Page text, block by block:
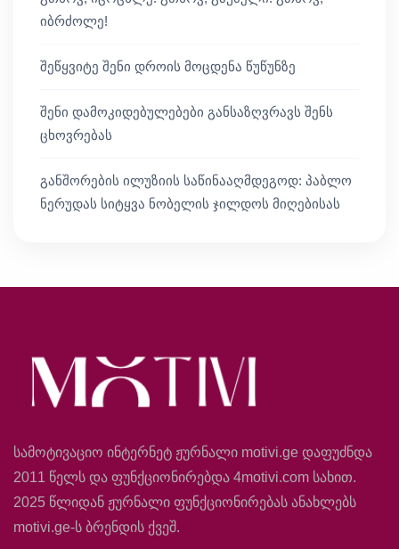
იბრძოლე!
შეწყვიტე შენი დროის მოცდენა წუწუნზე
შენი დამოკიდებულებები განსაზღვრავს შენს
ცხოვრებას
განშორების ილუზიის საწინააღმდეგოდ: პაბლო
ნერუდას სიტყვა ნობელის ჯილდოს მიღებისას
სამოტივაციო ინტერნეტ ჟურნალი motivi.ge დაფუძნდა
2011 წელს და ფუნქციონირებდა 4motivi.com სახით.
2025 წლიდან ჟურნალი ფუნქციონირებას ანახლებს
motivi.ge-ს ბრენდის ქვეშ.